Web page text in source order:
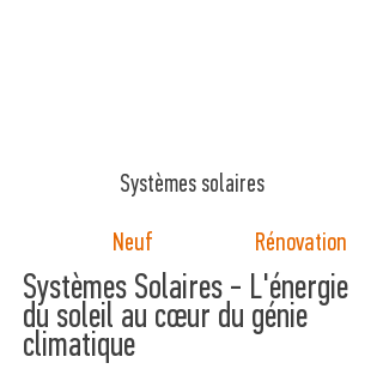
Systèmes solaires
Neuf Rénovation
Systèmes Solaires - L'énergie
du soleil au cœur du génie
climatique